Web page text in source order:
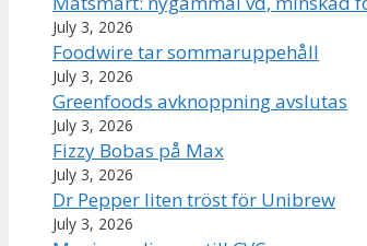
July 3, 2026
Foodwire tar sommaruppehåll
July 3, 2026
Greenfoods avknoppning avslutas
July 3, 2026
Fizzy Bobas på Max
July 3, 2026
Dr Pepper liten tröst för Unibrew
July 3, 2026